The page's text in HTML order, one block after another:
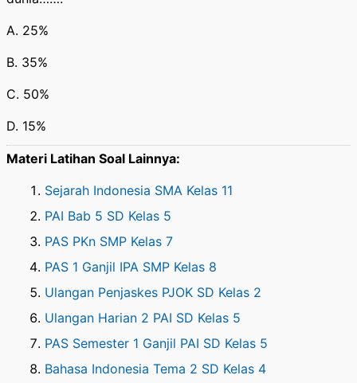
A. 25%
B. 35%
C. 50%
D. 15%
Materi Latihan Soal Lainnya:
Sejarah Indonesia SMA Kelas 11
PAI Bab 5 SD Kelas 5
PAS PKn SMP Kelas 7
PAS 1 Ganjil IPA SMP Kelas 8
Ulangan Penjaskes PJOK SD Kelas 2
Ulangan Harian 2 PAI SD Kelas 5
PAS Semester 1 Ganjil PAI SD Kelas 5
Bahasa Indonesia Tema 2 SD Kelas 4